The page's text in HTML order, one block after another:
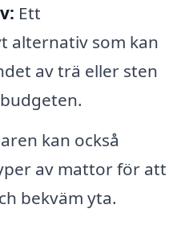
Ett
alternativ som kan
av trä eller sten
kan också
av mattor för att
bekväm yta.